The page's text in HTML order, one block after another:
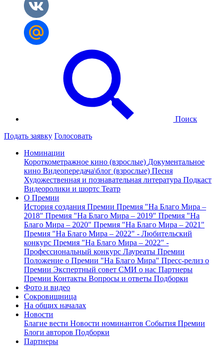
Поиск
Подать заявку Голосовать
Номинации
Короткометражное кино (взрослые) Документальное
кино Видеопередача\блог (взрослые) Песня
Художественная и познавательная литература Подкаст
Видеоролики и шортс Театр
О Премии
История создания Премии Премия "На Благо Мира –
2018" Премия "На Благо Мира – 2019" Премия "На
Благо Мира – 2020" Премия "На Благо Мира – 2021"
Премия "На Благо Мира – 2022" - Любительский
конкурс Премия "На Благо Мира – 2022" -
Профессиональный конкурс Лауреаты Премии
Положение о Премии "На Благо Мира" Пресс-релиз о
Премии Экспертный совет СМИ о нас Партнеры
Премии Контакты Вопросы и ответы Подборки
Фото и видео
Сокровищница
На общих началах
Новости
Благие вести Новости номинантов События Премии
Блоги авторов Подборки
Партнеры